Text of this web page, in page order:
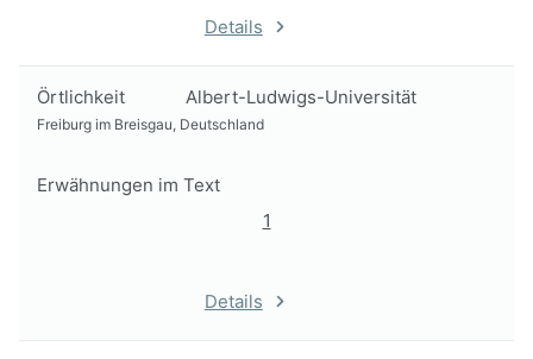
Details
Örtlichkeit Albert-Ludwigs-Universität
Freiburg im Breisgau, Deutschland
Erwähnungen im Text
1
Details